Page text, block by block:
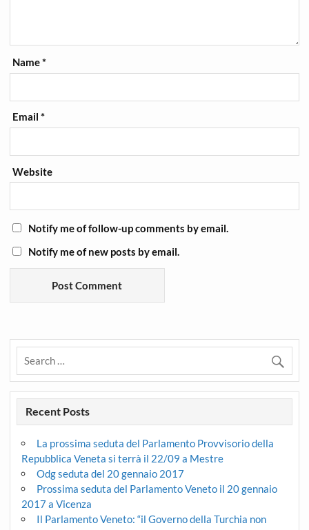
Name*
Email*
Website
Notify me of follow-up comments by email.
Notify me of new posts by email.
Recent Posts
La prossima seduta del Parlamento Provvisorio della
Repubblica Veneta si terrà il 22/09 a Mestre
Odg seduta del 20 gennaio 2017
Prossima seduta del Parlamento Veneto il 20 gennaio
2017 a Vicenza
Il Parlamento Veneto: “il Governo della Turchia non